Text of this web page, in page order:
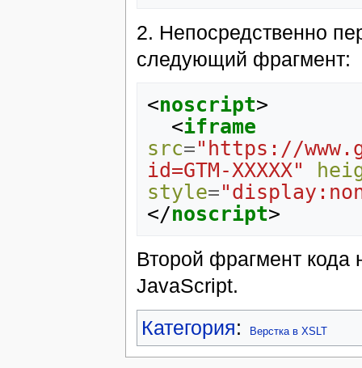
2. Непосредственно
следующий фрагмент:
<noscript>
<iframe
src="https://
id=GTM-XXXXX"
style=
</noscript>
Второй фрагмент кода
JavaScript.
Категория: Верстка в XSLT